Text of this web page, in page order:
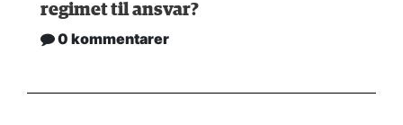
regimet til ansvar?
0 kommentarer